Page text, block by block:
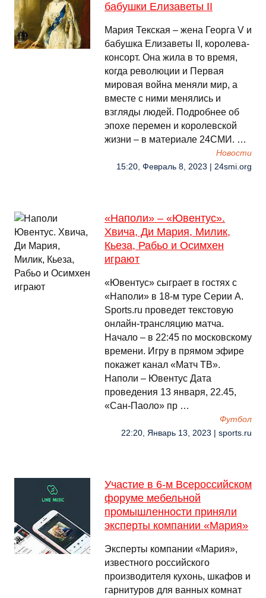
бабушки Елизаветы II
Мария Текская – жена Георга V и
бабушка Елизаветы II, королева-
консорт. Она жила в то время,
когда революции и Первая
мировая война меняли мир, а
вместе с ними менялись и
взгляды людей. Подробнее об
эпохе перемен и королевской
жизни – в материале 24СМИ. …
Новости
15:20, Февраль 8, 2023 | 24smi.org
«Наполи» – «Ювентус».
Хвича, Ди Мария, Милик,
Кьеза, Рабьо и Осимхен
играют
«Ювентус» сыграет в гостях с
«Наполи» в 18-м туре Серии А.
Sports.ru проведет текстовую
онлайн-трансляцию матча.
Начало – в 22:45 по московскому
времени. Игру в прямом эфире
покажет канал «Матч ТВ».
Наполи – Ювентус Дата
проведения 13 января, 22.45,
«Сан-Паоло» пр …
Футбол
22:20, Январь 13, 2023 | sports.ru
Участие в 6-м Всероссийском
форуме мебельной
промышленности приняли
эксперты компании «Мария»
Эксперты компании «Мария»,
известного российского
производителя кухонь, шкафов и
гарнитуров для ванных комнат